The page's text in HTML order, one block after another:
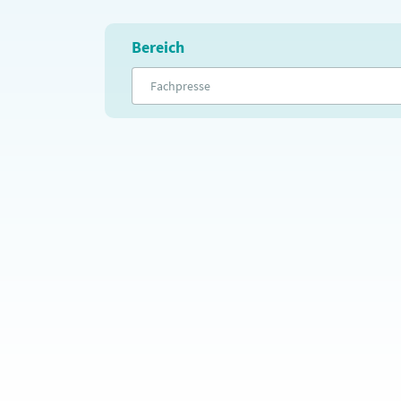
Bereich
Fachpresse